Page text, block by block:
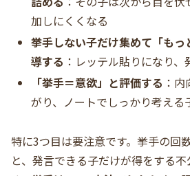
加しにくくなる
挙手しない子だけ集めて「も
導する ：レッテル貼りになり
「挙手＝意欲」と評価する ：
がり、ノートでしっかり考える
特に3つ目は要注意です。挙手の回
と、発言できる子だけが得をする